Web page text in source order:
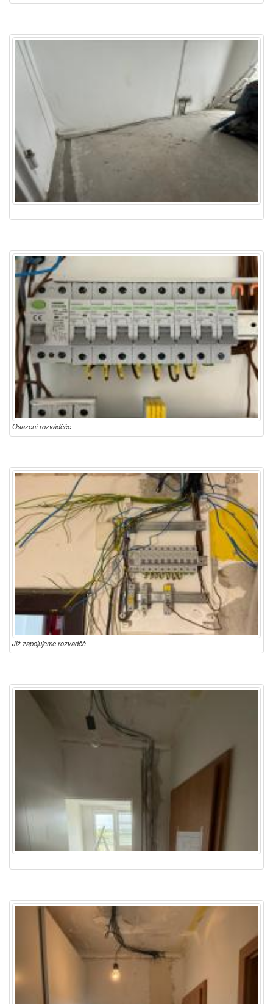
Osazení rozváděče
Již zapojujeme rozvaděč